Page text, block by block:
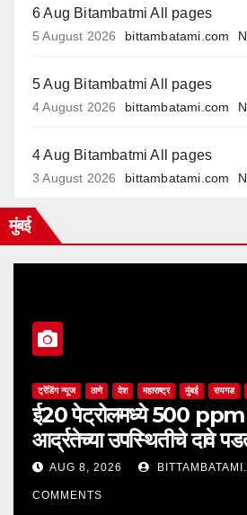
6 Aug Bitambatmi All pages
5 August 2026 bittambatami.com
5 Aug Bitambatmi All pages
4 August 2026 bittambatami.com
4 Aug Bitambatmi All pages
3 August 2026 bittambatami.com
मुंबई
ट्रेंडिंग न्यूज ठाणे देश महाराष्ट्र मुंबई रायगड
ई20 पेट्रोलमध्ये 500 ppm
आर्द्रतेच्या उपस्थितीचे दावे
झाले नाहीत
AUG 8, 2026
COMMENTS